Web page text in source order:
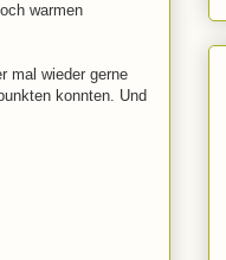
warmen
mal wieder gerne
konnten. Und